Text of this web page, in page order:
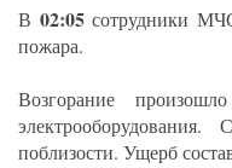
В 02:05сотрудники
пожара.
Возгорание
поблизости. Ущерб